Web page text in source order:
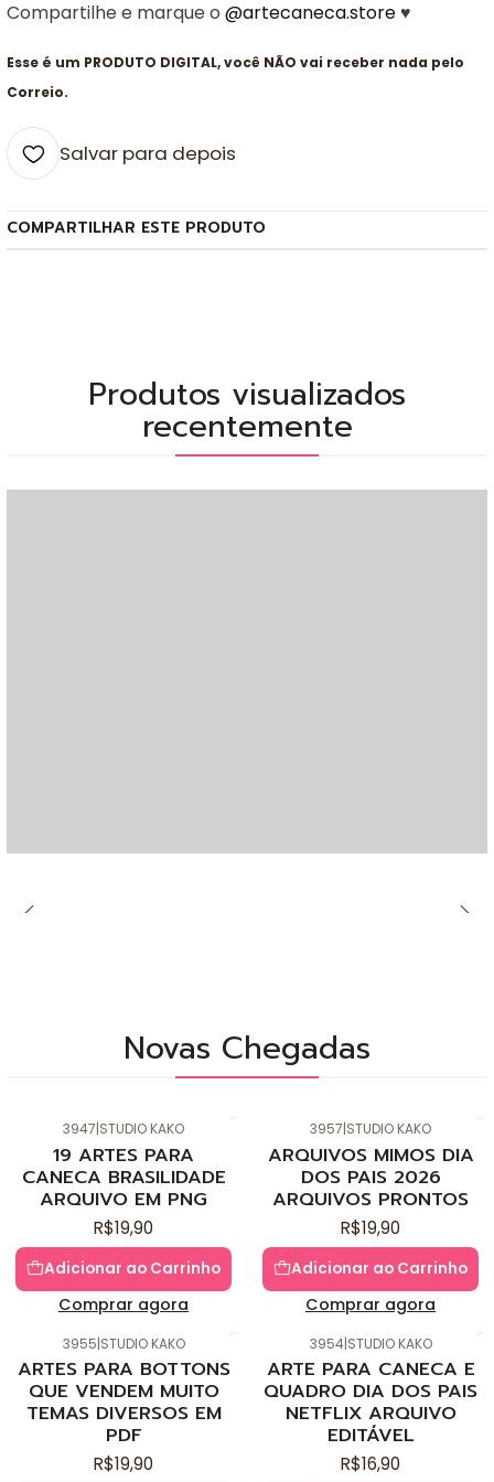
Compartilhe e marque o @artecaneca.store♥
Esse é um PRODUTO DIGITAL, você NÃO vai receber nada pelo
Correio.
Salvar para depois
COMPARTILHAR ESTE PRODUTO
Produtos visualizados
recentemente
Novas Chegadas
3947|STUDIO KAKO
19 ARTES PARA
CANECA BRASILIDADE
ARQUIVO EM PNG
R$19,90
Adicionar ao Carrinho
Comprar agora
3957|STUDIO KAKO
ARQUIVOS MIMOS DIA
DOS PAIS 2026
ARQUIVOS PRONTOS
R$19,90
Adicionar ao Carrinho
Comprar agora
3955|STUDIO KAKO
ARTES PARA BOTTONS
QUE VENDEM MUITO
TEMAS DIVERSOS EM
PDF
R$19,90
3954|STUDIO KAKO
ARTE PARA CANECA E
QUADRO DIA DOS PAIS
NETFLIX ARQUIVO
EDITÁVEL
R$16,90